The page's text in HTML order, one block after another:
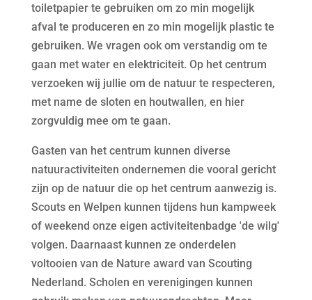
toiletpapier te gebruiken om zo min mogelijk
afval te produceren en zo min mogelijk plastic te
gebruiken. We vragen ook om verstandig om te
gaan met water en elektriciteit. Op het centrum
verzoeken wij jullie om de natuur te respecteren,
met name de sloten en houtwallen, en hier
zorgvuldig mee om te gaan.
Gasten van het centrum kunnen diverse
natuuractiviteiten ondernemen die vooral gericht
zijn op de natuur die op het centrum aanwezig is.
Scouts en Welpen kunnen tijdens hun kampweek
of weekend onze eigen activiteitenbadge 'de wilg'
volgen. Daarnaast kunnen ze onderdelen
voltooien van de Nature award van Scouting
Nederland. Scholen en verenigingen kunnen